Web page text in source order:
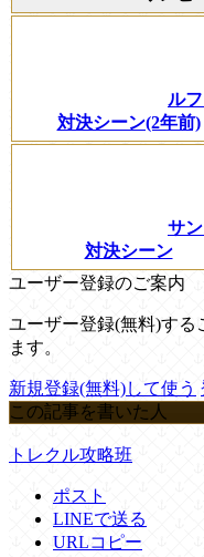
ル
対決シーン(2年前)
サ
対決シーン
ユーザー登録のご案内
ユーザー登録(無料)する
ます。
新規登録(無料)して使う
この記事を書いた人
トレクル攻略班
ポスト
LINEで送る
URLコピー